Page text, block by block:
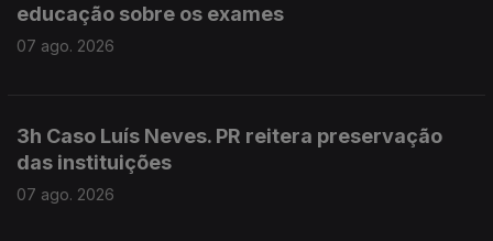
educação sobre os exames
07 ago. 2026
3h Caso Luís Neves. PR reitera preservação
das instituições
07 ago. 2026